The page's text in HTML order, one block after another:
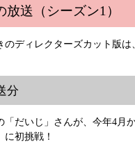
放送（シーズン1）
のディレクターズカット版は
分
「だいじ」さんが、今年4月
に初挑戦！